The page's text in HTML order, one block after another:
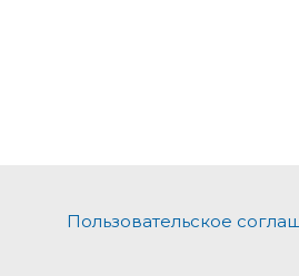
Пользовательское